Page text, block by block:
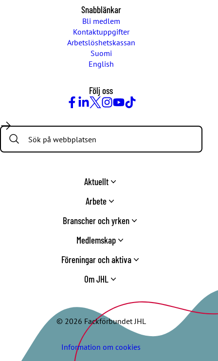
Snabblänkar
Bli medlem
Kontaktuppgifter
Arbetslöshetskassan
Suomi
English
Följ oss
Search:
Aktuellt
Arbete
Branscher och yrken
Medlemskap
Föreningar och aktiva
Om JHL
© 2026 Fackförbundet JHL
Information om cookies